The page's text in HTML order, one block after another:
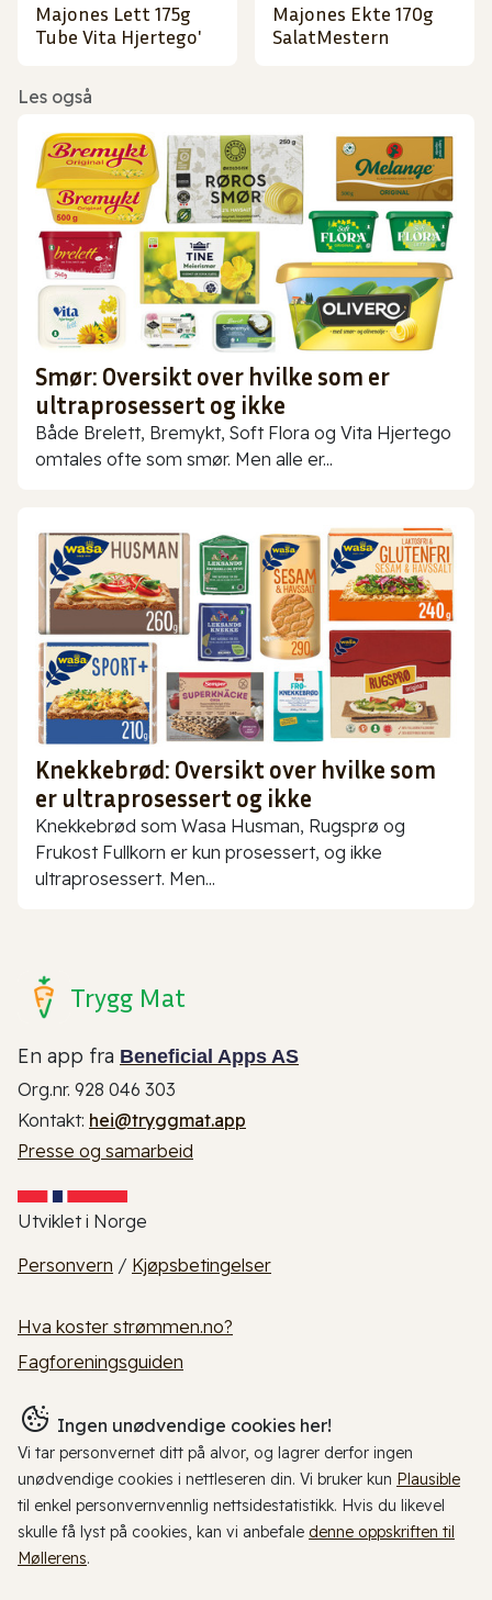
Majones Lett 175g
Tube Vita Hjertego'
Majones Ekte 170g
SalatMestern
Les også
Smør: Oversikt over hvilke som er
ultraprosessert og ikke
Både Brelett, Bremykt, Soft Flora og Vita Hjertego
omtales ofte som smør. Men alle er...
Knekkebrød: Oversikt over hvilke som
er ultraprosessert og ikke
Knekkebrød som Wasa Husman, Rugsprø og
Frukost Fullkorn er kun prosessert, og ikke
ultraprosessert. Men...
Trygg Mat
En app fra Beneficial Apps AS
Org.nr. 928 046 303
Kontakt: hei@tryggmat.app
Presse og samarbeid
Utviklet i Norge
Personvern / Kjøpsbetingelser
Hva koster strømmen.no?
Fagforeningsguiden
Ingen unødvendige cookies her!
Vi tar personvernet ditt på alvor, og lagrer derfor ingen
unødvendige cookies i nettleseren din. Vi bruker kun Plausible
til enkel personvernvennlig nettsidestatistikk. Hvis du likevel
skulle få lyst på cookies, kan vi anbefale denne oppskriften til
Møllerens.